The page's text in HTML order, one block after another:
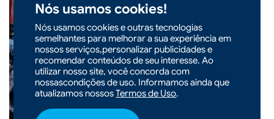
Nós usamos cookies!
Nós usamos cookies e outras tecnologias
semelhantes para melhorar a sua experiência em
nossos serviços,personalizar publicidades e
recomendar conteúdos de seu interesse. Ao
utilizar nosso site, você concorda com
nossascondições de uso. Informamos ainda que
atualizamos nossosTermos de Uso.
| 21/03/2026 - 09h32
Acidente entre carro,
caminhão e pedestre deixa
feridos na BR-282, em
Maravilha